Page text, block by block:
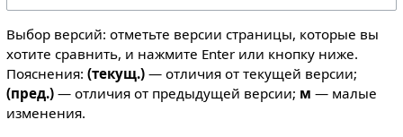
Выбор версий: отметьте версии страницы, которые вы
хотите сравнить, и нажмите Enter или кнопку ниже.
Пояснения: (текущ.)— отличия от текущей версии;
(пред.)— отличия от предыдущей версии; м — малые
изменения.